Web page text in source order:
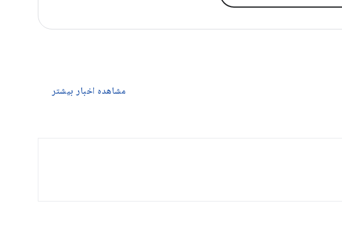
مشاهده اخبار بیشتر